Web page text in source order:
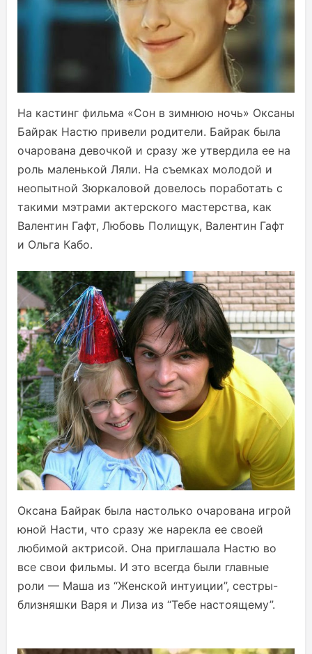
На кастинг фильма «Сон в зимнюю ночь» Оксаны
Байрак Настю привели родители. Байрак была
очарована девочкой и сразу же утвердила ее на
роль маленькой Ляли. На съемках молодой и
неопытной Зюркаловой довелось поработать с
такими мэтрами актерского мастерства, как
Валентин Гафт, Любовь Полищук, Валентин Гафт
и Ольга Кабо.
Оксана Байрак была настолько очарована игрой
юной Насти, что сразу же нарекла ее своей
любимой актрисой. Она приглашала Настю во
все свои фильмы. И это всегда были главные
роли — Маша из “Женской интуиции”, сестры-
близняшки Варя и Лиза из “Тебе настоящему”.